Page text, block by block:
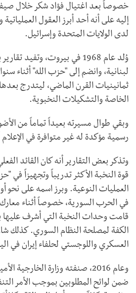
إليه على أنه أحد أبرز العقول العملياتية
لدى الولايات المتحدة وإسرائيل.
وُلد عام 1968 في بيروت، وتفيد
لبنانية، وانضم إلى "حزب الله" أثناء
ثمانينيات القرن الماضي، ليتدرج
الخاصة والتشكيلات النخبوية.
وبقي طوال مسيرته بعيداً تماماً من
رسمية مؤكدة له غير متوافرة في
وتذكر بعض التقارير أنه كان القائد
قوة النخبة الأكثر تدريباً وتجهيزاً في
العمليات النوعية. وبرز اسمه على
في الحرب السورية، خصوصاً أثناء
قامت وحدات النخبة التي أشرف
الكفة لمصلحة النظام السوري. كذلك
العسكري واللوجستي لحلفاء إيران في
وعام 2016، صنفته وزارة الخارجية